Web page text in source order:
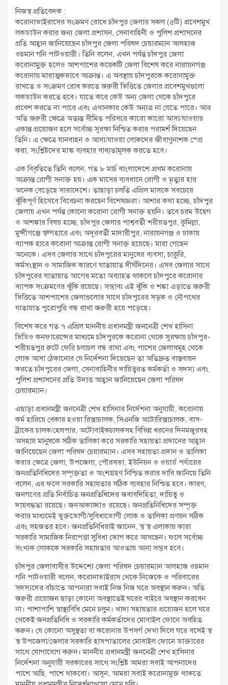
t
:
নিজস্ব প্রতিবেদক :
করোনাভাইরাসের সংক্রমণ রোধে চাঁদপুর জেলার সকল (৫টি) প্রবেশমুখ
লকডাউন করার জন্য জেলা প্রশাসন, সেনাবাহিনী ও পুলিশ প্রশাসনের
প্রতি আহ্বান জানিয়েছেন চাঁদপুর জেলা পরিষদ চেয়ারম্যান আলহাজ
ওচমান গনি পাটওয়ারী। তিনি বলেন, এখন পর্যন্ত চাঁদপুর জেলা
করোনামুক্ত হলেও আশপাশের কয়েকটি জেলা বিশেষ করে নারায়নগঞ্জ
করোনায় মারাত্মকভাবে আক্রান্ত। এ অবস্থায় চাঁদপুরকে করোনামুক্ত
রাখতে ও সংক্রমণ রোধ করতে জরুরী ভিত্তিতে জেলার প্রবেশমুখগুলো
লকডাউন করতে হবে। যাতে করে কেউ অন্য জেলা থেকে চাঁদপুরে
প্রবেশ করতে না পারে এবং এখানকার কেউ অন্যত্র না যেতে পারে। আর
অতি জরুরী ক্ষেত্রে অত্যন্ত সীমিত পরিসরে কারো কারো আসা/যাওয়ার
একান্ত প্রয়োজন হলে সর্বোচ্চ সুরক্ষা নিশ্চিত করার পরামর্শ দিয়েছেন
তিনি। এ ক্ষেত্রে যানবাহন ও আসা/যাওয়া লোকদের জীবাণুনাশক স্প্রে
করা, সংশ্লিষ্টদের মাস্ক ব্যবহার বাধ্যতামূলক করতে হবে।
এক বিবৃতিতে তিনি বলেন, গত ৮ মার্চ বাংলাদেশে প্রথম করোনায়
আক্রান্ত রোগী সনাক্ত হয়। এক মাসের ব্যবধানে রোগী ও মৃত্যুর হার
অনেক বেড়েছে সারাদেশে। তাছাড়া চলতি এপ্রিল মাসকে সবচেয়ে
ঝুঁকিপূর্ণ হিসেবে বিবেচনা করছেন বিশেষজ্ঞরা। আশার কথা হচ্ছে, চাঁদপুর
জেলায় এখন পর্যন্ত কোনো করোনা রোগী সনাক্ত হয়নি। তবে চরম উদ্বেগ
ও আশঙ্কার বিষয় হচ্ছে, চাঁদপুর জেলার পাশ্ববর্তী শরীয়তপুর, কুমিল্লা,
মুন্সীগঞ্জে স্বল্পহারে এবং অদূরবর্তী মাদারীপুর, নারায়নগঞ্জ ও ঢাকায়
ব্যাপক হারে করোনা আক্রান্ত রোগী সনাক্ত হয়েছে। মারা গেছেন
অনেকে। এসব জেলার সাথে চাঁদপুরের মানুষের ব্যবসা, চাকুরি,
কর্মসংস্থান ও সামাজিক কারণে যাতায়াত দীর্ঘদিনের। এসব জেলার সাথে
চাঁদপুরের যাতায়াত আগের মতো অব্যাহত থাকলে চাঁদপুরে করোনার
ব্যাপক সংক্রমণের ঝুঁকি রয়েছে। সম্ভাব্য এই ঝুঁকি ও শঙ্কা এড়াতে জরুরী
ভিত্তিতে আশপাশের জেলাগুলোর সাথে চাঁদপুরের সড়ক ও নৌপথের
যাতায়াত পুরোপুরি বন্ধ রাখা জরুরী হয়ে পড়েছে।
বিশেষ করে গত ৭ এপ্রিল মাননীয় প্রধানমন্ত্রী জননেত্রী শেখ হাসিনা
ভিডিও কনফারেন্সের মাধ্যমে চাঁদপুরকে করোনা থেকে সুরক্ষায় চাঁদপুর-
শরীয়তপুর রুটে ফেরি চলাচল বন্ধ রাখা এবং পাশের জেলাসমূহ থেকে
লোক আসা ঠেকানোর যে নির্দেশনা দিয়েছেন তা অতিদ্রুত বাস্তবায়ন
করতে চাঁদপুরের জেলা, সেনাবাহিনীর দায়িত্বরত কর্মকর্তা ও সদস্য এবং
পুলিশ প্রশাসনের প্রতি উদাত্ত আহ্বান জানিয়েছেন জেলা পরিষদ
চেয়ারম্যান।
এছাড়া প্রধানমন্ত্রী জননেত্রী শেখ হাসিনার নির্দেশনা অনুযায়ী, করোনায়
কর্ম হারিয়ে বেকার হওয়া রিক্সাচালক, সিএনজি অটোরিক্সাচালক, বাস-
ট্রাকের চালক/হেলপার, অটোবাইকচালকসহ বিভিন্ন ধরনের দিনমজুরসহ
অসহায় মানুষকে সঠিক তালিকা করে সরকারি সহায়তা প্রদানের আহ্বান
জানিয়েছেন জেলা পরিষদ চেয়ারম্যান। এসব সহায়তা প্রদান ও তালিকা
করার ক্ষেত্রে জেলা, উপজেলা, পৌরসভা, ইউনিয়ন ও ওয়ার্ড পর্যায়ের
জনপ্রতিনিধিদের সম্পৃক্ততা ও অংশগ্রহণ নিশ্চিত করার দাবি জানিয়ে তিনি
বলেন, এর ফলে সরকারি সহায়তার সঠিক ব্যবহার নিশ্চিত হবে। কারণ,
জনগণের প্রতি নির্বাচিত জনপ্রতিধিদের জবাবদিহিতা, দায়িত্ব ও
দায়বদ্ধতা রয়েছে। জনআকাঙ্খাও রয়েছে। জনপ্রতিনিধিদের সম্পৃক্ত
করার মাধ্যমেই ভুক্তভোগী/সুবিধাভোগী লোক ও তালিকা প্রণয়ন সঠিক
এবং সহজতর হবে। জনপ্রতিনিধিরাই জানেন, স্ব স্ব এলাকায় কারা
সরকারি সামাজিক নিরাপত্তা সুবিধা ভোগ করে আসছেন। ফলে সর্বোচ্চ
সংখ্যক লোককে সরকারি সহায়তার আওতায় আনা সম্ভব হবে।
চাঁদপুর জেলাবাসীর উদ্দেশ্যে জেলা পরিষদ চেয়ারম্যান আলহাজ ওচমান
গনি পাটওয়ারী বলেন, করোনাভাইরাস থেকে নিজেকে ও পরিবারের
সদস্যদের বাঁচাতে আপনারা সবাই নিজ নিজ ঘরে অবস্থান করুন। অতি
জরুরী প্রয়োজন ছাড়া কোনো অবস্থাতেই ঘরের বাইরে অবস্থান করবেন
না। পাশাপাশি স্বাস্থ্যবিধি মেনে চলুন। খাদ্য সহায়তার প্রয়োজন হলে ঘরে
থেকেই জনপ্রতিনিধি ও সরকারি কর্মকর্তাদের মোবাইল ফোনে অবহিত
করুন। যে কোনো অসুস্থতা বা করোনার উপসর্গ দেখা দিলে ঘরে বসেই স্ব
স্ব উপজেলা/জেলার সরকারি হাসপাতালের মোবাইল ফোনে ডাক্তারের
সাথে যোগাযোগ করুন। মাননীয় প্রধানমন্ত্রী জননেত্রী শেখ হাসিনার
নির্দেশনা অনুযায়ী সরকারের সাথে সংশ্লিষ্ট আমরা সবাই আপনাদের
পাশে আছি, পাশে থাকবো। আসুন, আমরা সবাই করোনামুক্ত থাকতে